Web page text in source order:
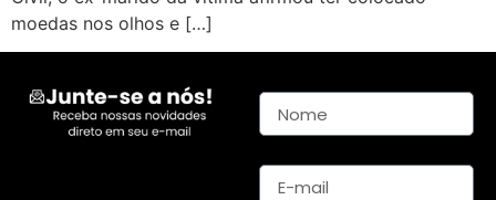
moedas nos olhos e […]